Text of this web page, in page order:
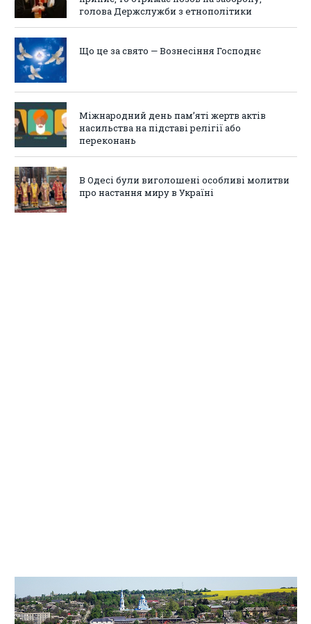
голова Держслужби з етнополітики
Що це за свято — Вознесіння Господнє
Міжнародний день пам’яті жертв актів
насильства на підставі релігії або
переконань
В Одесі були виголошені особливі молитви
про настання миру в Україні